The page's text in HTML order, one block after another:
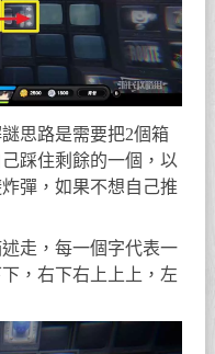
思路是需要把2個箱
踩住剩餘的一個，以
彈，如果不想自己推
走，每一個字代表一
，右下右上上上，左